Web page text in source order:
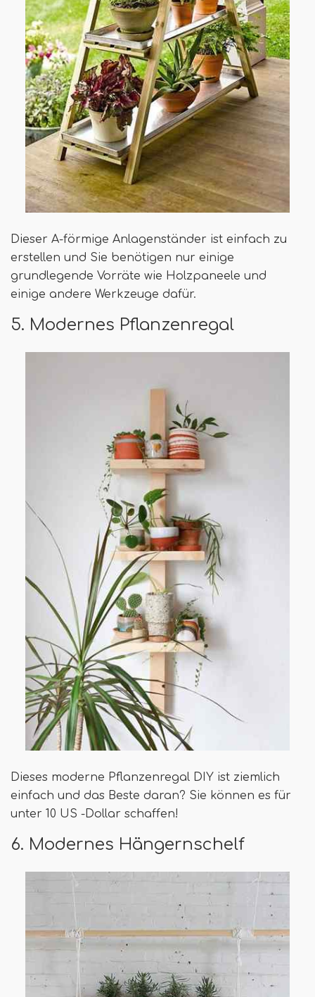
Dieser A-förmige Anlagenständer ist einfach zu
erstellen und Sie benötigen nur einige
grundlegende Vorräte wie Holzpaneele und
einige andere Werkzeuge dafür.
5. Modernes Pflanzenregal
Dieses moderne Pflanzenregal DIY ist ziemlich
einfach und das Beste daran? Sie können es für
unter 10 US -Dollar schaffen!
6. Modernes Hängernschelf